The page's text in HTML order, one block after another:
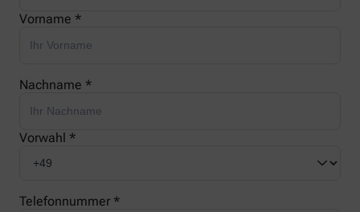
Vorname *
Nachname *
Vorwahl *
Telefonnummer *